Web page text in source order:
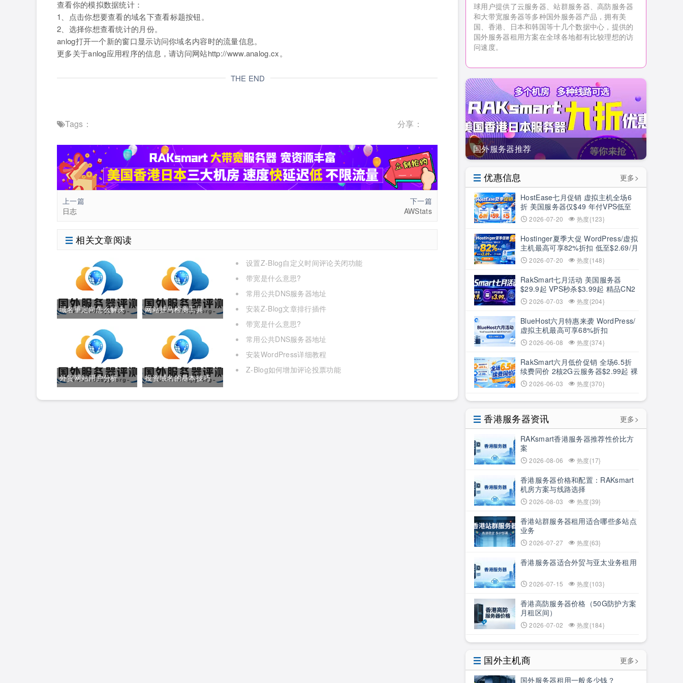
查看你的模拟数据统计：
1、点击你想要查看的域名下查看标题按钮。
2、选择你想查看统计的月份。
anlog打开一个新的窗口显示访问你域名内容时的流量信息。
更多关于anlog应用程序的信息，请访问网站http://www.analog.cx。
THE END
Tags： 分享：
上一篇
日志
下一篇
AWStats
相关文章阅读
域名重定向怎么解决 网站挂马检测工具
外贸网站用户分析 投资域名的基本技巧
设置Z-Blog自定义时间评论关闭功能
带宽是什么意思?
常用公共DNS服务器地址
安装Z-Blog文章排行插件
带宽是什么意思?
常用公共DNS服务器地址
安装WordPress详细教程
Z-Blog如何增加评论投票功能
球用户提供了云服务器、站群服务器、高防服务器
和大带宽服务器等多种国外服务器产品，拥有美
国、香港、日本和韩国等十几个数据中心，提供的
国外服务器租用方案在全球各地都有比较理想的访
问速度。
国外服务器推荐
优惠信息
更多>
HostEase七月促销 虚拟主机全场6
折 美国服务器仅$49 年付VPS低至
$34.9 RTX5090新购立减$100
2026-07-20 热度{123}
Hostinger夏季大促 WordPress/虚拟
主机最高可享82%折扣 低至$2.69/月
+3个月赠期
2026-07-20 热度{148}
RakSmart七月活动 美国服务器
$29.9起 VPS秒杀$3.99起 精品CN2
低至6.5折
2026-07-03 热度{204}
BlueHost六月特惠来袭 WordPress/
虚拟主机最高可享68%折扣
2026-06-08 热度{374}
RakSmart六月低价促销 全场6.5折
续费同价 2核2G云服务器$2.99起 裸
机云买1送1
2026-06-03 热度{370}
香港服务器资讯
更多>
RAKsmart香港服务器推荐性价比方
案
2026-08-06 热度{17}
香港服务器价格和配置：RAKsmart
机房方案与线路选择
2026-08-03 热度{39}
香港站群服务器租用适合哪些多站点
业务
2026-07-27 热度{63}
香港服务器适合外贸与亚太业务租用
2026-07-15 热度{103}
香港高防服务器价格（50G防护方案
月租区间）
2026-07-02 热度{184}
国外主机商
更多>
国外服务器租用一般多少钱？